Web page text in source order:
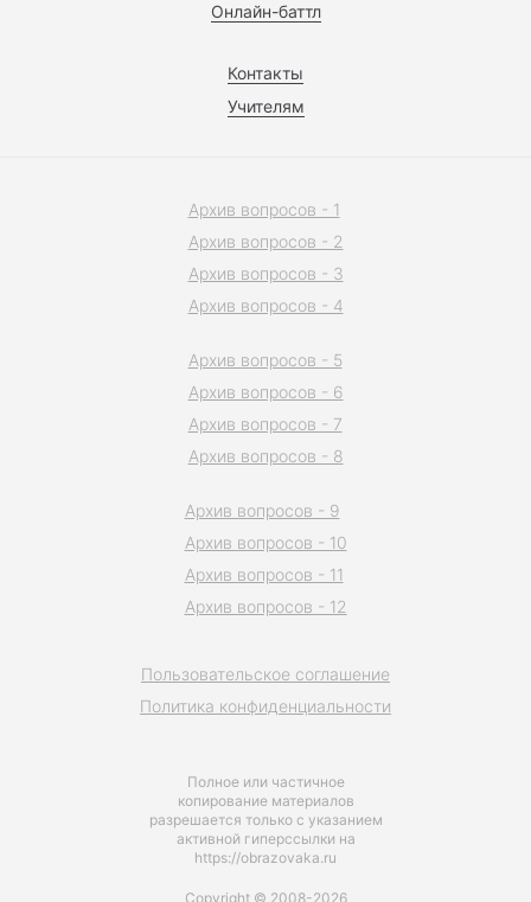
Онлайн-баттл
Контакты
Учителям
Полное или частичное
копирование материалов
разрешается только с указанием
активной гиперссылки на
https://obrazovaka.ru
Пользовательское соглашение
Политика конфиденциальности
Архив вопросов - 1
Архив вопросов - 2
Архив вопросов - 3
Архив вопросов - 4
Архив вопросов - 5
Архив вопросов - 6
Архив вопросов - 7
Архив вопросов - 8
Архив вопросов - 9
Архив вопросов - 10
Архив вопросов - 11
Архив вопросов - 12
Copyright © 2008-2026